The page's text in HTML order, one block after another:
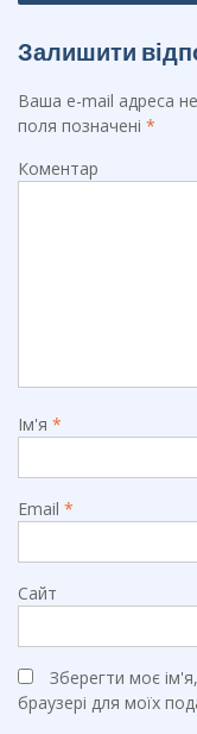
Залишити
Ваша e-mail адреса
поля позначені *
Коментар
Ім'я *
Email *
Сайт
Зберегти моє
браузері для моїх